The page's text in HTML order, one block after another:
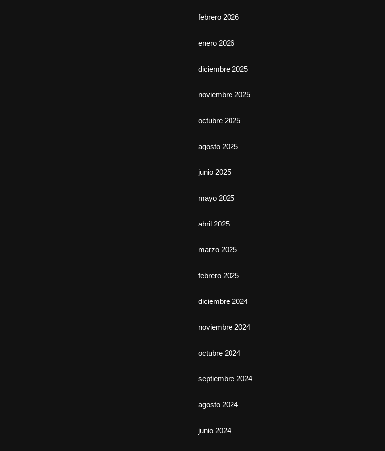
febrero 2026
enero 2026
diciembre 2025
noviembre 2025
octubre 2025
agosto 2025
junio 2025
mayo 2025
abril 2025
marzo 2025
febrero 2025
diciembre 2024
noviembre 2024
octubre 2024
septiembre 2024
agosto 2024
junio 2024